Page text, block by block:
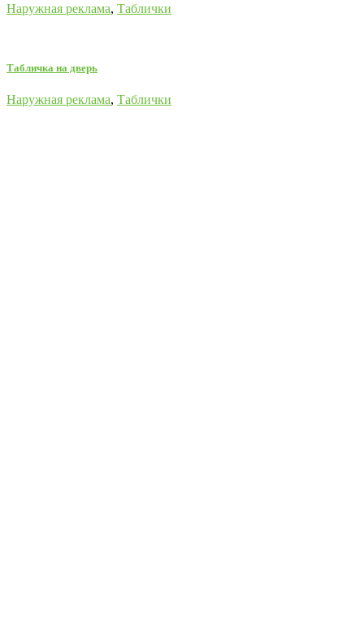
Наружная реклама, Таблички
Табличка на дверь
Наружная реклама, Таблички